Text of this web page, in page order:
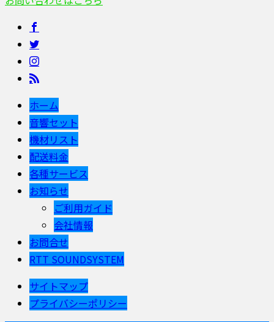
ホーム
音響セット
機材リスト
配送料金
各種サービス
お知らせ
ご利用ガイド
会社情報
お問合せ
RTT SOUNDSYSTEM
サイトマップ
プライバシーポリシー